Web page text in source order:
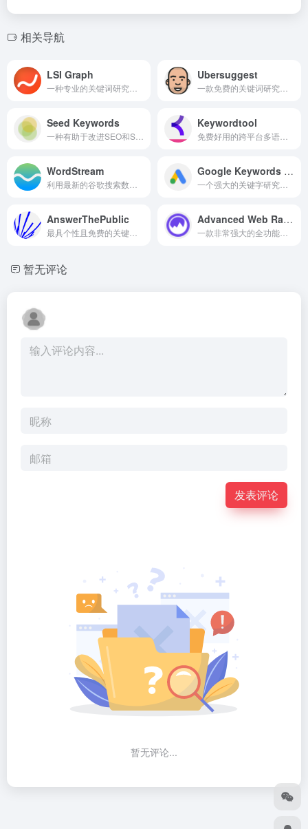
相关导航
LSI Graph Ubersuggest
Seed Keywords Keywordtool
WordStream Google Keywords Planner
AnswerThePublic Advanced Web Ranking
暂无评论
发表评论
暂无评论...